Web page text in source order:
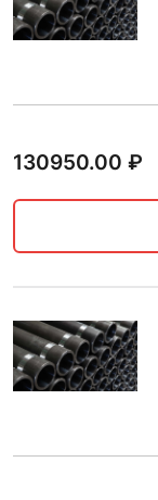
130950.00 ₽